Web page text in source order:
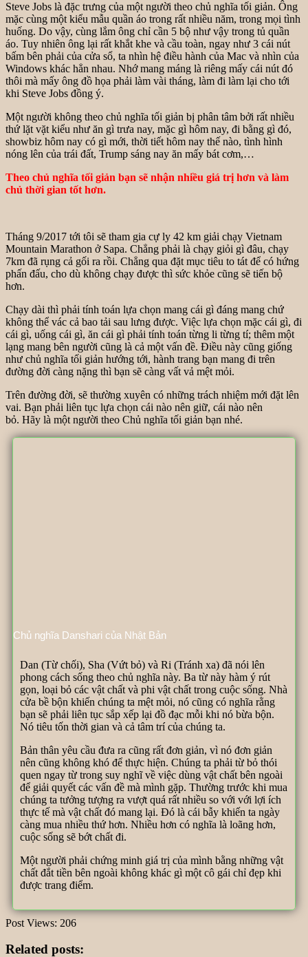
Steve Jobs là đặc trưng của một người theo chủ nghĩa tối giản. Ông
mặc cùng một kiểu mẫu quần áo trong rất nhiều năm, trong mọi tình
huống. Do vậy, cùng lắm ông chỉ cần 5 bộ như vậy trong tủ quần
áo. Tuy nhiên ông lại rất khắt khe và cầu toàn, ngay như 3 cái nút
bấm bên phải của cửa sổ, ta nhìn hệ điều hành của Mac và nhìn của
Windows khác hẳn nhau. Nhớ mang máng là riêng mấy cái nút đó
thôi mà mấy ông đồ họa phải làm vài tháng, làm đi làm lại cho tới
khi Steve Jobs đồng ý.
Một người không theo chủ nghĩa tối giản bị phân tâm bởi rất nhiều
thứ lặt vặt kiểu như ăn gì trưa nay, mặc gì hôm nay, đi bằng gì đó,
showbiz hôm nay có gì mới, thời tiết hôm nay thế nào, tình hình
nóng lên của trái đất, Trump sáng nay ăn mấy bát cơm,…
Theo chủ nghĩa tối giản bạn sẽ nhận nhiều giá trị hơn và làm
chủ thời gian tốt hơn.
Tháng 9/2017 tới tôi sẽ tham gia cự ly 42 km giải chạy Vietnam
Mountain Marathon ở Sapa. Chẳng phải là chạy giỏi gì đâu, chạy
7km đã rụng cả gối ra rồi. Chẳng qua đặt mục tiêu to tát để có hứng
phấn đấu, cho dù không chạy được thì sức khỏe cũng sẽ tiến bộ
hơn.
Chạy dài thì phải tính toán lựa chọn mang cái gì đáng mang chứ
không thể vác cả bao tải sau lưng được. Việc lựa chọn mặc cái gì, đi
cái gì, uống cái gì, ăn cái gì phải tính toán từng li từng tí; thêm một
lạng mang bên người cũng là cả một vấn đề. Điều này cũng giống
như chủ nghĩa tối giản hướng tới, hành trang bạn mang đi trên
đường đời càng nặng thì bạn sẽ càng vất vả mệt mỏi.
Trên đường đời, sẽ thường xuyên có những trách nhiệm mới đặt lên
vai. Bạn phải liên tục lựa chọn cái nào nên giữ, cái nào nên
bỏ. Hãy là một người theo Chủ nghĩa tối giản bạn nhé.
Chủ nghĩa Danshari của Nhật Bản
Dan (Từ chối), Sha (Vứt bỏ) và Ri (Tránh xa) đã nói lên
phong cách sống theo chủ nghĩa này. Ba từ này hàm ý rút
gọn, loại bỏ các vật chất và phi vật chất trong cuộc sống. Nhà
cửa bề bộn khiến chúng ta mệt mỏi, nó cũng có nghĩa rằng
bạn sẽ phải liên tục sắp xếp lại đồ đạc mỗi khi nó bừa bộn.
Nó tiêu tốn thời gian và cả tâm trí của chúng ta.
Bản thân yêu cầu đưa ra cũng rất đơn giản, vì nó đơn giản
nên cũng không khó để thực hiện. Chúng ta phải từ bỏ thói
quen ngay từ trong suy nghĩ về việc dùng vật chất bên ngoài
để giải quyết các vấn đề mà mình gặp. Thường trước khi mua
chúng ta tưởng tượng ra vượt quá rất nhiều so với với lợi ích
thực tế mà vật chất đó mang lại. Đó là cái bẫy khiến ta ngày
càng mua nhiều thứ hơn. Nhiều hơn có nghĩa là loãng hơn,
cuộc sống sẽ bớt chất đi.
Một người phải chứng minh giá trị của mình bằng những vật
chất đắt tiền bên ngoài không khác gì một cô gái chỉ đẹp khi
được trang điểm.
Post Views: 206
Related posts: